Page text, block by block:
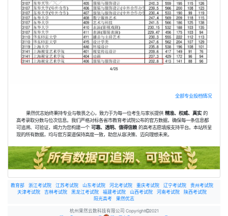
全部专业投档情况
果然优志始终秉持专业与敬畏之心，致力于为每一位考生与家长提供 精准、权威、真实的
高考录取分数与位次信息。我们严格对标各省市教育考试院公布的官方数据，确保每一条信息都
可追溯、可验证，竭力为您构建一个 可靠、透明、值得信赖 的高考志愿填报支持平台。本站所呈
现的所有数据，均与官方渠道保持高度一致，助您从容决策、迈向理想未来。
教育部 浙江考试院 江苏考试院 山东考试院 河北考试院 重庆考试院 辽宁考试院
贵州考试院
天津考试院
吉林考试院 黑龙江考试院 福建考试院 山西考试院 河南考试院
陕西考试院
阳光高考
果然优志
杭州果然云数科技有限公司 Copyright 2021